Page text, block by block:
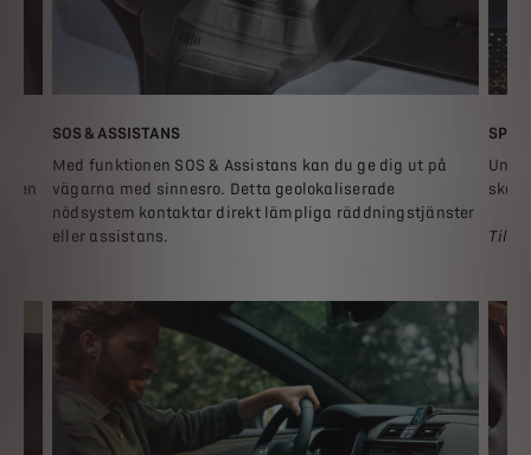
den
SOS & ASSISTANS
Med funktionen SOS & Assistans kan du ge dig ut på
vägarna med sinnesro. Detta geolokaliserade
nödsystem kontaktar direkt lämpliga räddningstjänster
eller assistans.
SPEL